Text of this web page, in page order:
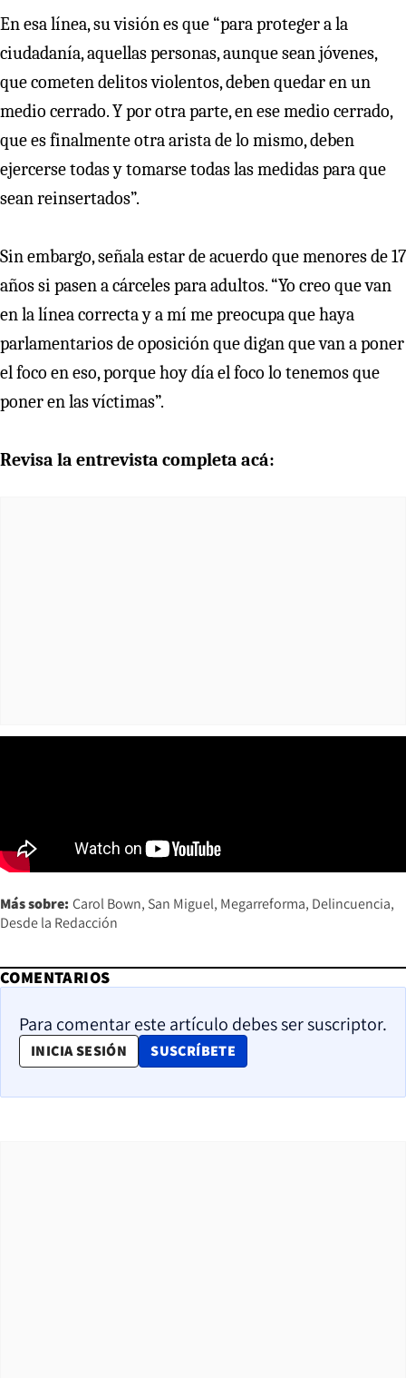
En esa línea, su visión es que “para proteger a la
ciudadanía, aquellas personas, aunque sean jóvenes,
que cometen delitos violentos, deben quedar en un
medio cerrado. Y por otra parte, en ese medio cerrado,
que es finalmente otra arista de lo mismo, deben
ejercerse todas y tomarse todas las medidas para que
sean reinsertados”.
Sin embargo, señala estar de acuerdo que menores de 17
años si pasen a cárceles para adultos. “Yo creo que van
en la línea correcta y a mí me preocupa que haya
parlamentarios de oposición que digan que van a poner
el foco en eso, porque hoy día el foco lo tenemos que
poner en las víctimas”.
Revisa la entrevista completa acá:
Más sobre: Carol Bown San Miguel Megarreforma Delincuencia
Desde la Redacción
COMENTARIOS
Para comentar este artículo debes ser suscriptor.
INICIA SESIÓN SUSCRÍBETE
OPENS IN NEW WINDOW